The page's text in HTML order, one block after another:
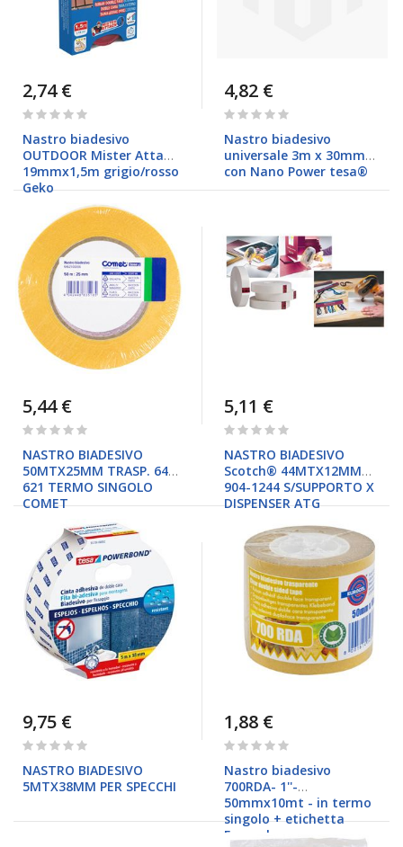
2,74 €
Rating:
Nastro biadesivo
OUTDOOR Mister Attach
19mmx1,5m grigio/rosso
Geko
4,82 €
Rating:
Nastro biadesivo
universale 3m x 30mm
con Nano Power tesa®
5,44 €
Rating:
NASTRO BIADESIVO
50MTX25MM TRASP. 64-
621 TERMO SINGOLO
COMET
5,11 €
Rating:
NASTRO BIADESIVO
Scotch® 44MTX12MM
904-1244 S/SUPPORTO X
DISPENSER ATG
9,75 €
Rating:
NASTRO BIADESIVO
5MTX38MM PER SPECCHI
1,88 €
Rating:
Nastro biadesivo
700RDA- 1''-
50mmx10mt - in termo
singolo + etichetta
Eurocel